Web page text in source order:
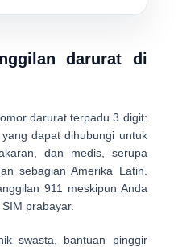
darurat di
darurat terpadu 3 digit:
dapat dihubungi untuk
dan medis, serupa
sebagian Amerika Latin.
911 meskipun Anda
prabayar.
swasta, bantuan pinggir